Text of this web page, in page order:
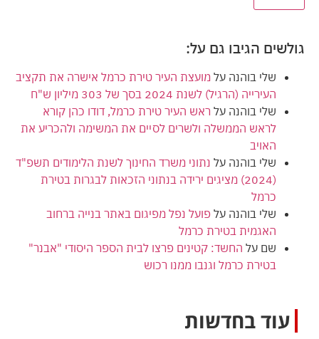
גולשים הגיבו גם על:
שלי בוהנה על מועצת העיר טירת כרמל אישרה את תקציב
העירייה (הרגיל) לשנת 2024 בסך של 303 מיליון ש"ח
שלי בוהנה על ראש העיר טירת כרמל, דודו כהן קורא
לראש הממשלה ולשרים לסיים את המשימה ולהכריע את
האויב
שלי בוהנה על נתוני משרד החינוך לשנת הלימודים תשפ"ד
(2024) מציגים ירידה בנתוני הזכאות לבגרות בטירת
כרמל
שלי בוהנה על פועל נפל מפיגום באתר בנייה ברחוב
האגמית בטירת כרמל
שם על החשד: קטינים פרצו לבית הספר היסודי "אבנר"
בטירת כרמל וגנבו ממנו רכוש
עוד בחדשות